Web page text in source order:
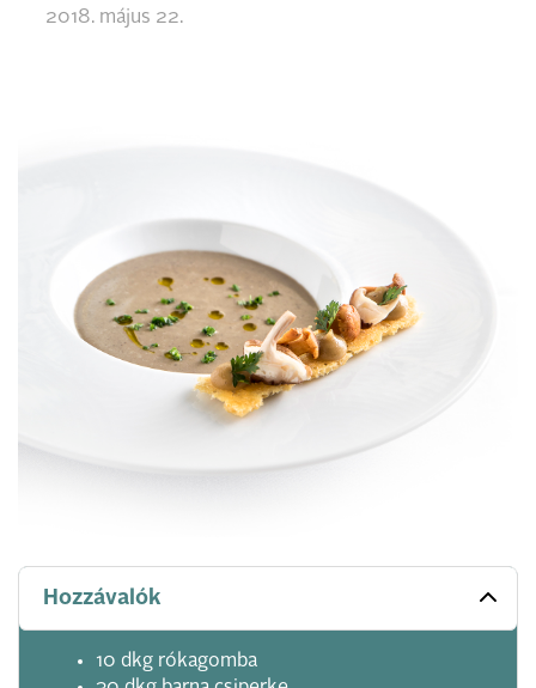
2018. május 22.
Hozzávalók
10 dkg rókagomba